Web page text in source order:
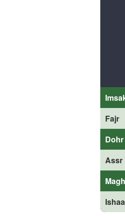
Fajr
Dohr
Assr
Ishaa